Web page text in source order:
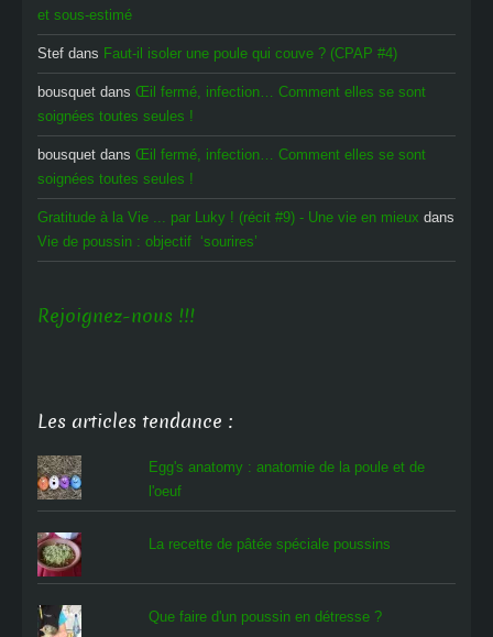
et sous-estimé
Stef dans Faut-il isoler une poule qui couve ? (CPAP #4)
bousquet dans Œil fermé, infection… Comment elles se sont
soignées toutes seules !
bousquet dans Œil fermé, infection… Comment elles se sont
soignées toutes seules !
Gratitude à la Vie ... par Luky ! (récit #9) - Une vie en mieux dans
Vie de poussin : objectif ‘sourires’
Rejoignez-nous !!!
Les articles tendance :
Egg's anatomy : anatomie de la poule et de
l'oeuf
La recette de pâtée spéciale poussins
Que faire d'un poussin en détresse ?